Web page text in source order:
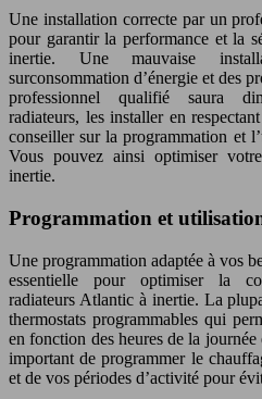
Une installation correcte par un
pour garantir la performance et la
inertie. Une mauvaise
surconsommation d’énergie et des
professionnel qualifié saura
radiateurs, les installer en
conseiller sur la programmation et
Vous pouvez ainsi optimiser
inertie.
Programmation et
Une programmation adaptée à vos
essentielle pour optimiser la
radiateurs Atlantic à inertie. La
thermostats programmables qui
en fonction des heures de la
important de programmer le
et de vos périodes d’activité pour